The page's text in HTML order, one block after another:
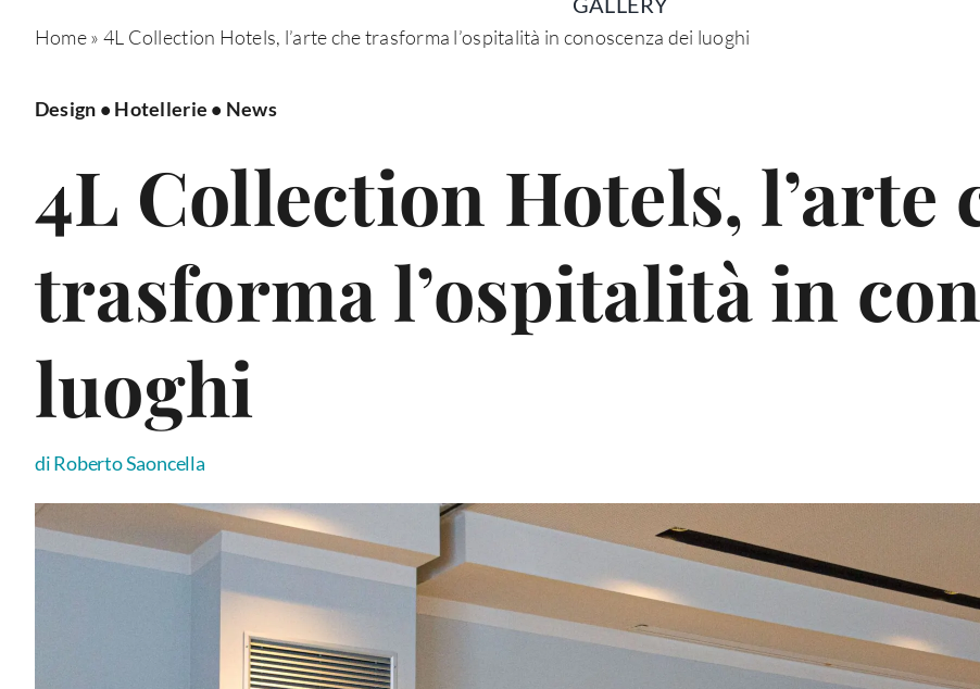
Home» 4L Collection Hotels, l’arte che trasforma l’ospitalità in conoscenza dei luoghi
Design • Hotellerie • News
4L Collection Hotels, l’arte
trasforma l’ospitalità in
luoghi
di Roberto Saoncella